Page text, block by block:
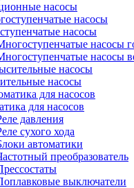
насосы
насосы
насосы
насосы
насосы
для насосов
давления
сухого хода
автоматики
преобразователь
выключатели